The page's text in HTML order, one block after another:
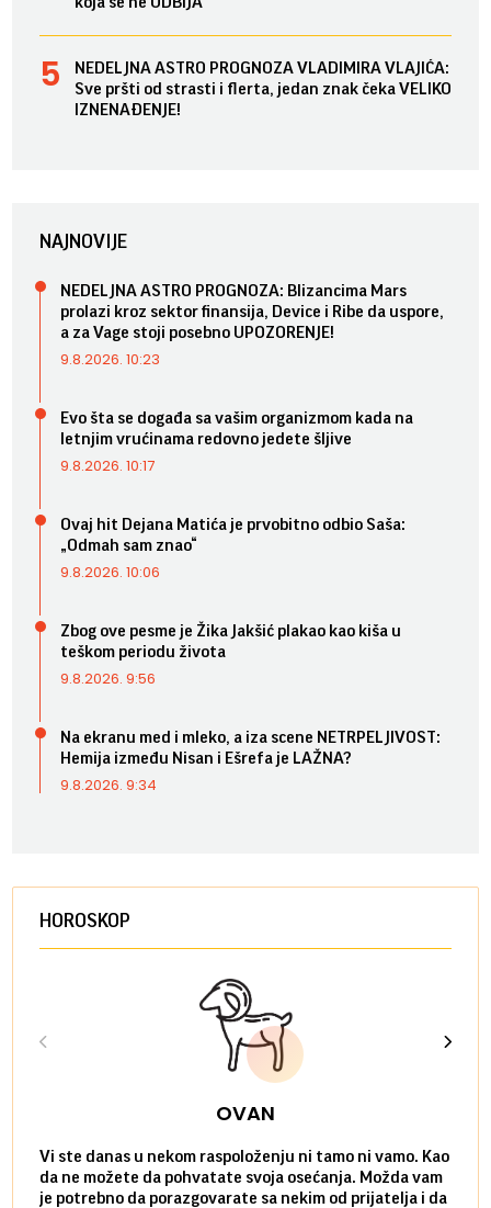
NEDELJNA ASTRO PROGNOZA VLADIMIRA VLAJIĆA:
Sve pršti od strasti i flerta, jedan znak čeka VELIKO
IZNENAĐENJE!
NAJNOVIJE
NEDELJNA ASTRO PROGNOZA: Blizancima Mars
prolazi kroz sektor finansija, Device i Ribe da uspore,
a za Vage stoji posebno UPOZORENJE!
9.8.2026. 10:23
Evo šta se događa sa vašim organizmom kada na
letnjim vrućinama redovno jedete šljive
9.8.2026. 10:17
Ovaj hit Dejana Matića je prvobitno odbio Saša:
„Odmah sam znao“
9.8.2026. 10:06
Zbog ove pesme je Žika Jakšić plakao kao kiša u
teškom periodu života
9.8.2026. 9:56
Na ekranu med i mleko, a iza scene NETRPELJIVOST:
Hemija između Nisan i Ešrefa je LAŽNA?
9.8.2026. 9:34
HOROSKOP
OVAN
Vi ste danas u nekom raspoloženju ni tamo ni vamo. Kao
da ne možete da pohvatate svoja osećanja. Možda vam
je potrebno da porazgovarate sa nekim od prijatelja i da